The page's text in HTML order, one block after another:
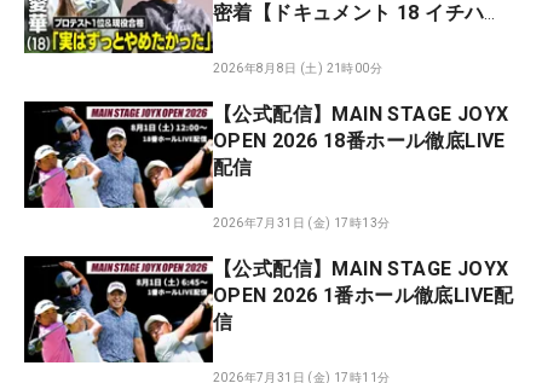
密着【ドキュメント 18 イチハ
2026年8月8日 (土) 21時00分
【公式配信】MAIN STAGE JOYX
OPEN 2026 18番ホール徹底LIVE
配信
2026年7月31日 (金) 17時13分
【公式配信】MAIN STAGE JOYX
OPEN 2026 1番ホール徹底LIVE配
信
2026年7月31日 (金) 17時11分